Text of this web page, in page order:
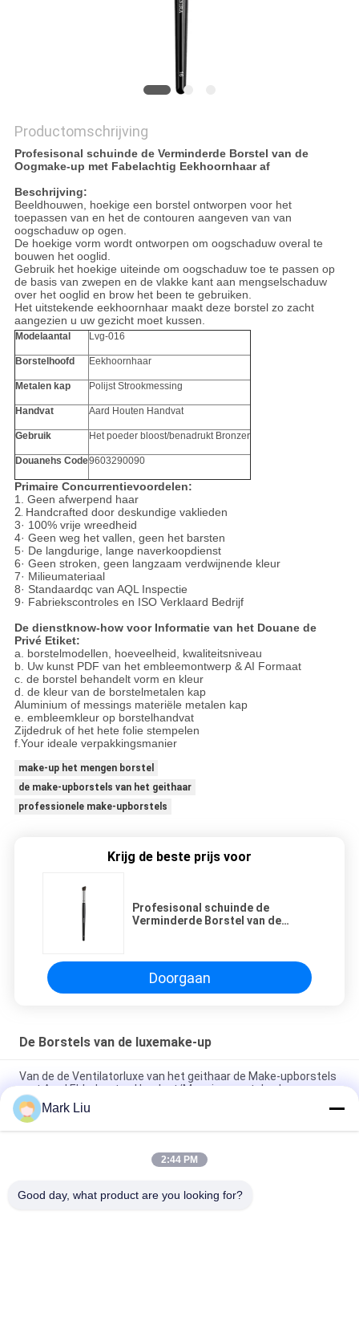
Productomschrijving
Profesisonal schuinde de Verminderde Borstel van de
Oogmake-up met Fabelachtig Eekhoornhaar af
Beschrijving:
Beeldhouwen, hoekige een borstel ontworpen voor het
toepassen van en het de contouren aangeven van van
oogschaduw op ogen.
De hoekige vorm wordt ontworpen om oogschaduw overal te
bouwen het ooglid.
Gebruik het hoekige uiteinde om oogschaduw toe te passen op
de basis van zwepen en de vlakke kant aan mengselschaduw
over het ooglid en brow het been te gebruiken.
Het uitstekende eekhoornhaar maakt deze borstel zo zacht
aangezien u uw gezicht moet kussen.
Modelaantal Lvg-016
Borstelhoofd Eekhoornhaar
Metalen kap Polijst Strookmessing
Handvat Aard Houten Handvat
Gebruik Het poeder bloost/benadrukt Bronzer
Douanehs Code9603290090
Primaire Concurrentievoordelen:
1. Geen afwerpend haar
2. Handcrafted door deskundige vaklieden
3· 100% vrije wreedheid
4· Geen weg het vallen, geen het barsten
5· De langdurige, lange naverkoopdienst
6· Geen stroken, geen langzaam verdwijnende kleur
7· Milieumateriaal
8· Standaardqc van AQL Inspectie
9· Fabriekscontroles en ISO Verklaard Bedrijf
De dienstknow-how voor Informatie van het Douane de
Privé Etiket:
a. borstelmodellen, hoeveelheid, kwaliteitsniveau
b. Uw kunst PDF van het embleemontwerp & AI Formaat
c. de borstel behandelt vorm en kleur
d. de kleur van de borstelmetalen kap
Aluminium of messings materiële metalen kap
e. embleemkleur op borstelhandvat
Zijdedruk of het hete folie stempelen
f.Your ideale verpakkingsmanier
make-up het mengen borstel
de make-upborstels van het geithaar
professionele make-upborstels
Krijg de beste prijs voor
Profesisonal schuinde de
Verminderde Borstel van de
Doorgaan
De Borstels van de luxemake-up
Van de de Ventilatorluxe van het geithaar de Make-upborstels
met Aard Ebbehouten Handvat/Messingsmetalen kap
De luxe schuinde de borstel van de poedermake-up met
Verbazend zacht en Dicht Donker Bruin XGF-Geithaar af
De Stichtingsborstel van de luxekunstenaar met het ultra
Mark Liu
2:44 PM
Good day, what product are you looking for?